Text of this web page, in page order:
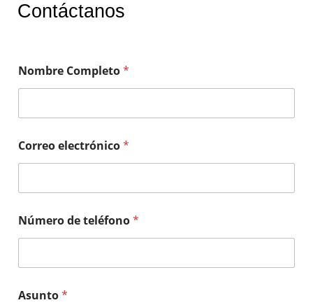
Contáctanos
Nombre Completo*
Correo electrónico*
Número de teléfono*
Asunto*